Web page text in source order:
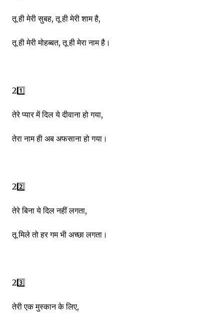
तू ही मेरी सुबह, तू ही मेरी शाम है,
तू ही मेरी मोहब्बत, तू ही मेरा नाम है।
21️⃣
तेरे प्यार में दिल ये दीवाना हो गया,
तेरा नाम ही अब अफसाना हो गया।
22️⃣
तेरे बिना ये दिल नहीं लगता,
तू मिले तो हर गम भी अच्छा लगता।
23️⃣
तेरी एक मुस्कान के लिए,